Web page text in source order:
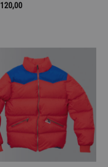
120,00